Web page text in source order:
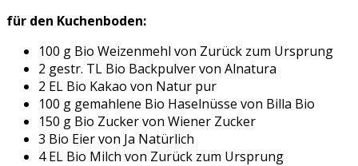
für den Kuchenboden:
100 g Bio Weizenmehl von Zurück zum Ursprung
2 gestr. TL Bio Backpulver von Alnatura
2 EL Bio Kakao von Natur pur
100 g gemahlene Bio Haselnüsse von Billa Bio
150 g Bio Zucker von Wiener Zucker
3 Bio Eier von Ja Natürlich
4 EL Bio Milch von Zurück zum Ursprung